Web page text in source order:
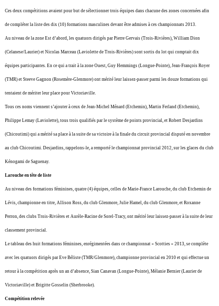
Ces deux compétitions avaient pour but de sélectionner trois équipes dans chacune des zones concernées afin
de compléter la liste des dix (10) formations masculines devant être admises à ces championnats 2013.
Au niveau de la zone Est d’abord, les quatuors dirigés par Pierre Gervais (Trois-Rivières), William Dion
(Celanese/Laurier) et Nicolas Marceau (Laviolette de Trois-Rivières) sont sortis du lot qui comptait dix
équipes participantes. En ce qui a trait à la zone Ouest, Guy Hemmings (Longue-Pointe), Jean-François Royer
(TMR) et Steeve Gagnon (Rosemère-Glenmore) ont mérité leur laissez-passer parmi les douze formations qui
tentaient de mériter leur place pour Victoriaville.
Tous ces noms viennent s’ajouter à ceux de Jean-Michel Ménard (Etchemin), Martin Ferland (Etchemin),
Philippe Lemay (Laviolette), tous trois qualifiés par le système de points provincial, et Robert Desjardins
(Chicoutimi) qui a mérité sa place à la suite de sa victoire à la finale du circuit provincial disputé en novembre
au club Chicoutimi. Desjardins, rappelons-le, a remporté le championnat provincial 2012, sur les glaces du club
Kénogami de Saguenay.
Larouche en tête de liste
Au niveau des formations féminines, quatre (4) équipes, celles de Marie-France Larouche, du club Etchemin de
Lévis, championne en titre, Allison Ross, du club Glenmore, Julie Hamel, du club Glenmore, et Roxanne
Perron, des clubs Trois-Rivières et Aurèle-Racine de Sorel-Tracy, ont mérité leur laissez-passer à la suite de leur
classement provincial.
Le tableau des huit formations féminines, enrégimentées dans ce championnat « Scotties » 2013, se complète
avec les quatuors dirigés par Eve Béliste (TMR/Glenmore), championne provincial en 2010 et qui effectue un
retour à la compétition après un an d’absence, Sian Canavan (Longue-Pointe), Mélanie Bernier (Laurier de
Victoriaville) et Brigitte Gosselin (Sherbrooke).
Compétition relevée